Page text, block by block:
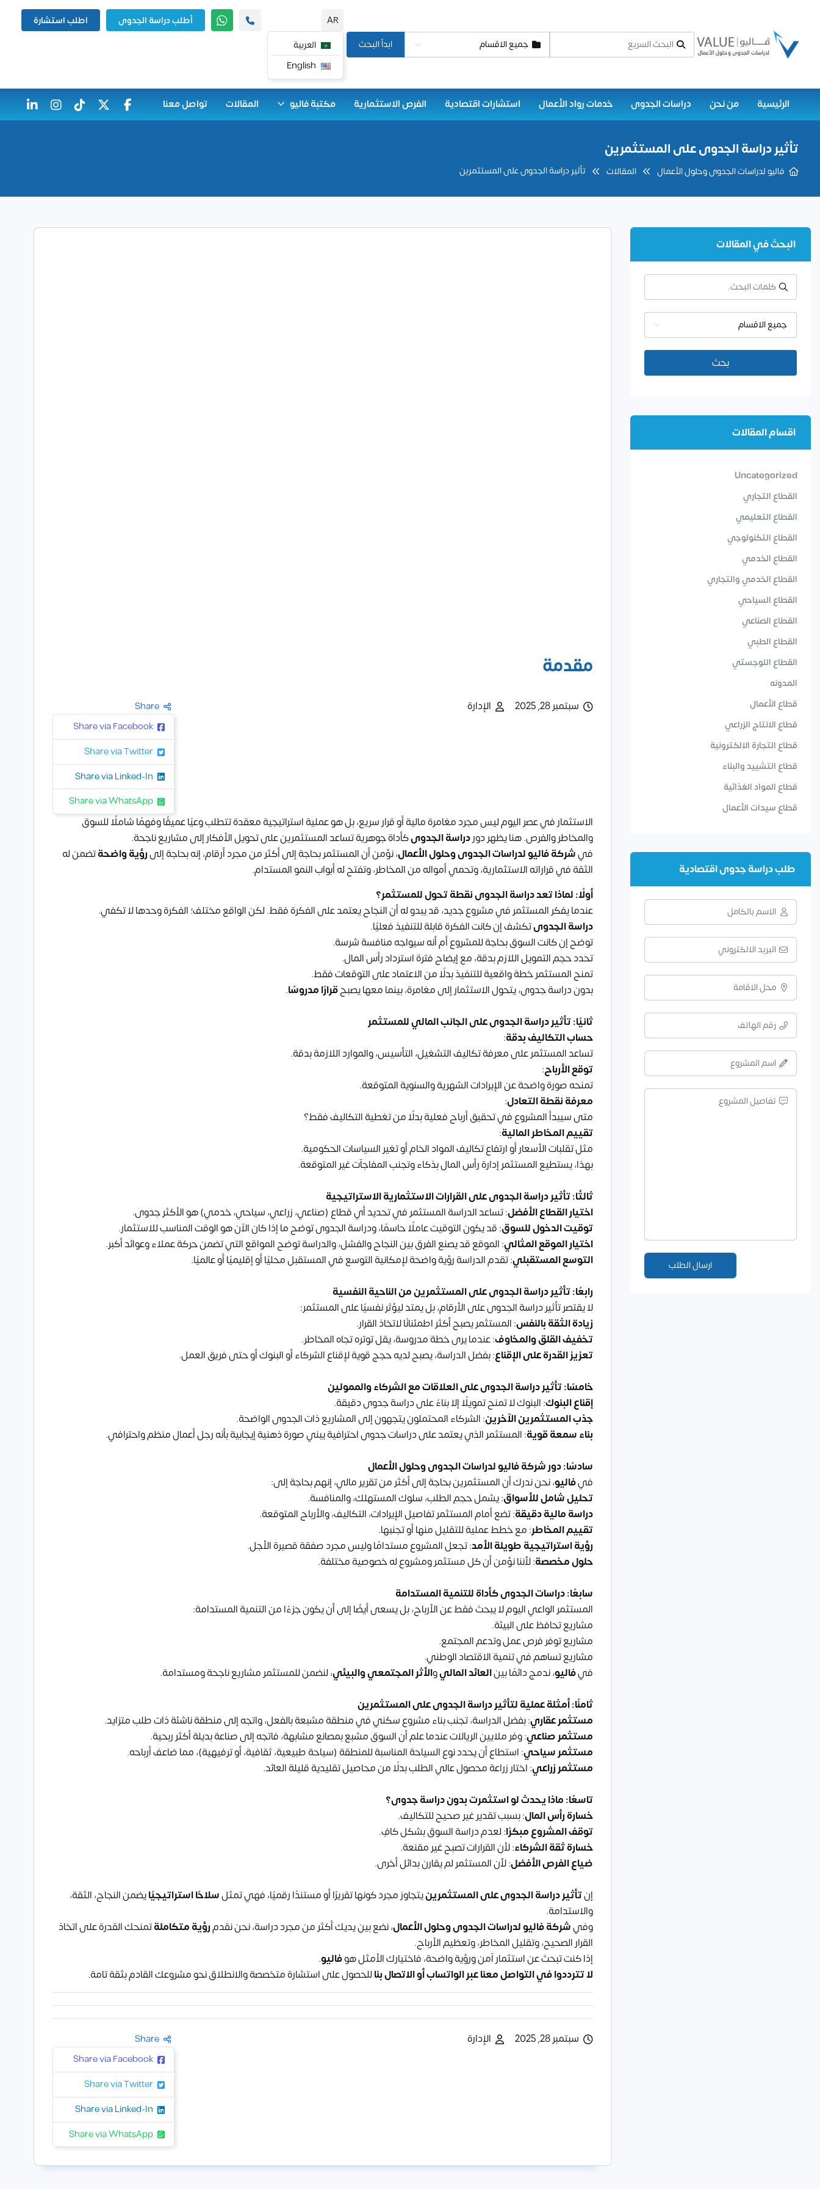
جميع الاقسام ابدأ البحث
AR
العربية
أطلب دراسة الجدوى اطلب استشارة
الرئيسية من نحن دراسات الجدوى خدمات رواد الأعمال استشارات اقتصادية الفرص الاستثمارية مكتبة فاليو المقالات تواصل معنا
تأثير دراسة الجدوى على المستثمرين
فاليو لدراسات الجدوى وحلول الأعمال المقالات تأثير دراسة الجدوى على المستثمرين
مقدمة
سبتمبر 28, 2025 الإدارة
Share
Share via Facebook
Share via Twitter
Share via Linked-In
Share via WhatsApp
الاستثمار في عصر اليوم ليس مجرد مغامرة مالية أو قرار سريع، بل هو عملية استراتيجية معقدة تتطلب وعيًا عميقًا وفهمًا شاملًا للسوق
والمخاطر والفرص. هنا يظهر دوردراسة الجدوىكأداة جوهرية تساعد المستثمرين على تحويل الأفكار إلى مشاريع ناجحة.
فيشركة فاليو لدراسات الجدوى وحلول الأعمال، نؤمن أن المستثمر بحاجة إلى أكثر من مجرد أرقام، إنه بحاجة إلىرؤية واضحةتضمن له
الثقة في قراراته الاستثمارية، وتحمي أمواله من المخاطر، وتفتح له أبواب النمو المستدام.
أولًا: لماذا تعد دراسة الجدوى نقطة تحول للمستثمر؟
عندما يفكر المستثمر في مشروع جديد، قد يبدو له أن النجاح يعتمد على الفكرة فقط. لكن الواقع مختلف؛ الفكرة وحدها لا تكفي.
دراسة الجدوىتكشف إن كانت الفكرة قابلة للتنفيذ فعليًا.
توضح إن كانت السوق بحاجة للمشروع أم أنه سيواجه منافسة شرسة.
تحدد حجم التمويل اللازم بدقة، مع إيضاح فترة استرداد رأس المال.
تمنح المستثمر خطة واقعية للتنفيذ بدلًا من الاعتماد على التوقعات فقط.
بدون دراسة جدوى، يتحول الاستثمار إلى مغامرة، بينما معها يصبحقرارًا مدروسًا.
ثانيًا: تأثير دراسة الجدوى على الجانب المالي للمستثمر
حساب التكاليف بدقة:
تساعد المستثمر على معرفة تكاليف التشغيل، التأسيس، والموارد اللازمة بدقة.
توقع الأرباح:
تمنحه صورة واضحة عن الإيرادات الشهرية والسنوية المتوقعة.
معرفة نقطة التعادل:
متى سيبدأ المشروع في تحقيق أرباح فعلية بدلًا من تغطية التكاليف فقط؟
تقييم المخاطر المالية:
مثل تقلبات الأسعار أو ارتفاع تكاليف المواد الخام أو تغير السياسات الحكومية.
بهذا، يستطيع المستثمر إدارة رأس المال بذكاء وتجنب المفاجآت غير المتوقعة.
ثالثًا: تأثير دراسة الجدوى على القرارات الاستثمارية الاستراتيجية
اختيار القطاع الأفضل: تساعد الدراسة المستثمر في تحديد أي قطاع (صناعي، زراعي، سياحي، خدمي) هو الأكثر جدوى.
توقيت الدخول للسوق: قد يكون التوقيت عاملًا حاسمًا، ودراسة الجدوى توضح ما إذا كان الآن هو الوقت المناسب للاستثمار.
اختيار الموقع المثالي: الموقع قد يصنع الفرق بين النجاح والفشل، والدراسة توضح المواقع التي تضمن حركة عملاء وعوائد أكبر.
التوسع المستقبلي: تقدم الدراسة رؤية واضحة لإمكانية التوسع في المستقبل محليًا أو إقليميًا أو عالميًا.
رابعًا: تأثير دراسة الجدوى على المستثمرين من الناحية النفسية
لا يقتصر تأثير دراسة الجدوى على الأرقام، بل يمتد ليؤثر نفسيًا على المستثمر:
زيادة الثقة بالنفس: المستثمر يصبح أكثر اطمئنانًا لاتخاذ القرار.
تخفيف القلق والمخاوف: عندما يرى خطة مدروسة، يقل توتره تجاه المخاطر.
تعزيز القدرة على الإقناع: بفضل الدراسة، يصبح لديه حجج قوية لإقناع الشركاء أو البنوك أو حتى فريق العمل.
خامسًا: تأثير دراسة الجدوى على العلاقات مع الشركاء والممولين
إقناع البنوك: البنوك لا تمنح تمويلًا إلا بناءً على دراسة جدوى دقيقة.
جذب المستثمرين الآخرين: الشركاء المحتملون يتجهون إلى المشاريع ذات الجدوى الواضحة.
بناء سمعة قوية: المستثمر الذي يعتمد على دراسات جدوى احترافية يبني صورة ذهنية إيجابية بأنه رجل أعمال منظم واحترافي.
سادسًا: دور شركة فاليو لدراسات الجدوى وحلول الأعمال
فيفاليو، نحن ندرك أن المستثمرين بحاجة إلى أكثر من تقرير مالي، إنهم بحاجة إلى:
تحليل شامل للأسواق: يشمل حجم الطلب، سلوك المستهلك، والمنافسة.
دراسة مالية دقيقة: تضع أمام المستثمر تفاصيل الإيرادات، التكاليف، والأرباح المتوقعة.
تقييم المخاطر: مع خطط عملية للتقليل منها أو تجنبها.
رؤية استراتيجية طويلة الأمد: تجعل المشروع مستدامًا وليس مجرد صفقة قصيرة الأجل.
حلول مخصصة: لأننا نؤمن أن كل مستثمر ومشروع له خصوصية مختلفة.
سابعًا: دراسات الجدوى كأداة للتنمية المستدامة
المستثمر الواعي اليوم لا يبحث فقط عن الأرباح، بل يسعى أيضًا إلى أن يكون جزءًا من التنمية المستدامة:
مشاريع تحافظ على البيئة.
مشاريع توفر فرص عمل وتدعم المجتمع.
مشاريع تساهم في تنمية الاقتصاد الوطني.
فيفاليو، ندمج دائمًا بينالعائد الماليوالأثر المجتمعي والبيئي، لنضمن للمستثمر مشاريع ناجحة ومستدامة.
ثامنًا: أمثلة عملية لتأثير دراسة الجدوى على المستثمرين
مستثمر عقاري: بفضل الدراسة، تجنب بناء مشروع سكني في منطقة مشبعة بالفعل، واتجه إلى منطقة ناشئة ذات طلب متزايد.
مستثمر صناعي: وفر ملايين الريالات عندما علم أن السوق مشبع بمصانع مشابهة، فاتجه إلى صناعة بديلة أكثر ربحية.
مستثمر سياحي: استطاع أن يحدد نوع السياحة المناسبة للمنطقة (سياحة طبيعية، ثقافية، أو ترفيهية)، مما ضاعف أرباحه.
مستثمر زراعي: اختار زراعة محصول عالي الطلب بدلًا من محاصيل تقليدية قليلة العائد.
تاسعًا: ماذا يحدث لو استثمرت بدون دراسة جدوى؟
خسارة رأس المال: بسبب تقدير غير صحيح للتكاليف.
توقف المشروع مبكرًا: لعدم دراسة السوق بشكل كافٍ.
خسارة ثقة الشركاء: لأن القرارات تصبح غير مقنعة.
ضياع الفرص الأفضل: لأن المستثمر لم يقارن بدائل أخرى.
إنتأثير دراسة الجدوى على المستثمرينيتجاوز مجرد كونها تقريرًا أو مستندًا رقميًا، فهي تمثلسلاحًا استراتيجيًايضمن النجاح، الثقة،
والاستدامة.
وفيشركة فاليو لدراسات الجدوى وحلول الأعمال، نضع بين يديك أكثر من مجرد دراسة، نحن نقدمرؤية متكاملةتمنحك القدرة على اتخاذ
القرار الصحيح، وتقليل المخاطر، وتعظيم الأرباح.
إذا كنت تبحث عن استثمار آمن ورؤية واضحة، فاختيارك الأمثل هوفاليو.
لا تترددوا في التواصل معنا عبرالواتسابأوالاتصال بناللحصول على استشارة متخصصة والانطلاق نحو مشروعك القادم بثقة تامة.
سبتمبر 28, 2025 الإدارة
Share
Share via Facebook
Share via Twitter
Share via Linked-In
Share via WhatsApp
البحث في المقالات
جميع الاقسام
بحث
اقسام المقالات
Uncategorized
القطاع التجاري
القطاع التعليمي
القطاع التكنولوجي
القطاع الخدمي
القطاع الخدمي والتجاري
القطاع السياحي
القطاع الصناعي
القطاع الطبي
القطاع اللوجستي
المدونه
قطاع الأعمال
قطاع الانتاج الزراعي
قطاع التجارة الالكترونية
قطاع التشييد والبناء
قطاع المواد الغذائية
قطاع سيدات الأعمال
طلب دراسة جدوى اقتصادية